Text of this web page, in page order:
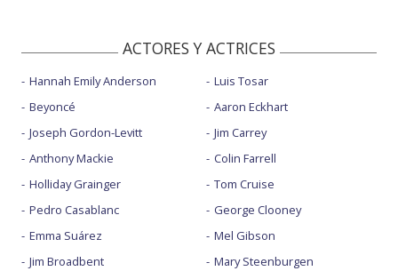
ACTORES Y ACTRICES
Hannah Emily Anderson
Beyoncé
Joseph Gordon-Levitt
Anthony Mackie
Holliday Grainger
Pedro Casablanc
Emma Suárez
Jim Broadbent
Luis Tosar
Aaron Eckhart
Jim Carrey
Colin Farrell
Tom Cruise
George Clooney
Mel Gibson
Mary Steenburgen